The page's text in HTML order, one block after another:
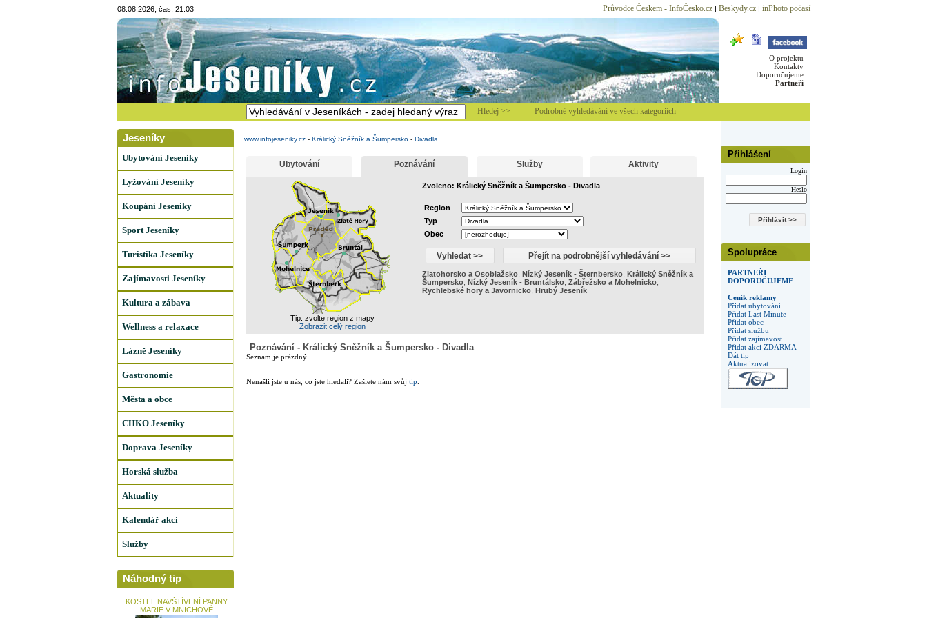
08.08.2026, čas: 21:03 Průvodce Českem - InfoČesko.cz| Beskydy.cz| inPhoto počasí
O projektu
Kontakty
Doporučujeme
Partneři
Hledej >> Podrobné vyhledávání ve všech kategoriích
Přihlášení
Login
Heslo
Spolupráce
PARTNEŘI
DOPORUČUJEME
Ceník reklamy
Přidat ubytování
Přidat Last Minute
Přidat obec
Přidat službu
Přidat zajímavost
Přidat akci ZDARMA
Dát tip
Aktualizovat
Jeseníky
Ubytování Jeseníky
Lyžování Jeseníky
Koupání Jeseníky
Sport Jeseníky
Turistika Jeseníky
Zajímavosti Jeseníky
Kultura a zábava
Wellness a relaxace
Lázně Jeseníky
Gastronomie
Města a obce
CHKO Jeseníky
Doprava Jeseníky
Horská služba
Aktuality
Kalendář akcí
Služby
Náhodný tip
KOSTEL NAVŠTÍVENÍ PANNY
MARIE V MNICHOVĚ
www.infojeseniky.cz- Králický Sněžník a Šumpersko- Divadla
Ubytování Poznávání Služby Aktivity
Tip: zvolte region z mapy
Zobrazit celý region
Zvoleno: Králický Sněžník a Šumpersko - Divadla
Region
Typ
Obec
Zlatohorsko a Osoblažsko, Nízký Jeseník - Šternbersko, Králický Sněžník a
Šumpersko, Nízký Jeseník - Bruntálsko, Zábřežsko a Mohelnicko,
Rychlebské hory a Javornicko, Hrubý Jeseník
Poznávání - Králický Sněžník a Šumpersko - Divadla
Seznam je prázdný.
Nenašli jste u nás, co jste hledali? Zašlete nám svůj tip